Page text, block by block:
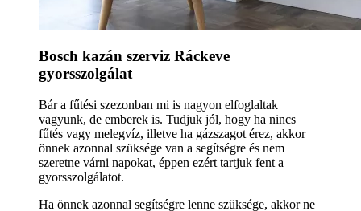
Bosch kazán szerviz Ráckeve
gyorsszolgálat
Bár a fűtési szezonban mi is nagyon elfoglaltak
vagyunk, de emberek is. Tudjuk jól, hogy ha nincs
fűtés vagy melegvíz, illetve ha gázszagot érez, akkor
önnek azonnal szüksége van a segítségre és nem
szeretne várni napokat, éppen ezért tartjuk fent a
gyorsszolgálatot.
Ha önnek azonnal segítségre lenne szüksége, akkor ne